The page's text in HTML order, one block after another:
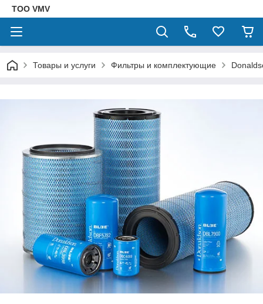
ТОО VMV
Товары и услуги Фильтры и комплектующие